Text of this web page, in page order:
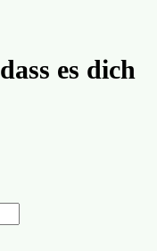
es dich